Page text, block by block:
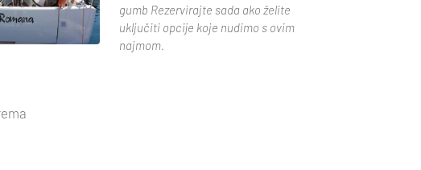
gumb Rezervirajte sada ako želite
uključiti opcije koje nudimo s ovim
najmom.